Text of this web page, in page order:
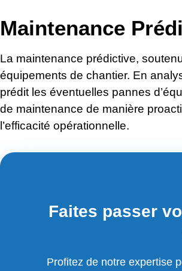
Maintenance
La maintenance prédictive,
équipements de chantier. En
prédit les éventuelles pannes
de maintenance de manière
l’efficacité opérationnelle.
Faites passer
Profitez de notre expertise